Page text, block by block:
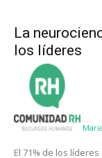
La
los líderes
El 71% de los